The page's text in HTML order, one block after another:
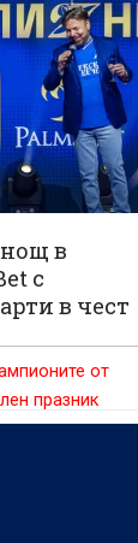
в
с
в чест
от
празник
титла на клуба